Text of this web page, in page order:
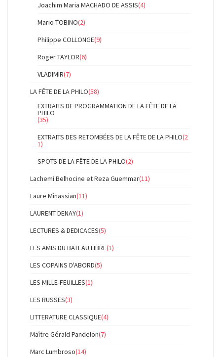
Joachim Maria MACHADO DE ASSIS(4)
Mario TOBINO(2)
Philippe COLLONGE(9)
Roger TAYLOR(6)
VLADIMIR(7)
LA FÊTE DE LA PHILO(58)
EXTRAITS DE PROGRAMMATION DE LA FÊTE DE LA
PHILO
(35)
EXTRAITS DES RETOMBÉES DE LA FÊTE DE LA PHILO(2
1)
SPOTS DE LA FÊTE DE LA PHILO(2)
Lachemi Belhocine et Reza Guemmar(11)
Laure Minassian(11)
LAURENT DENAY(1)
LECTURES & DEDICACES(5)
LES AMIS DU BATEAU LIBRE(1)
LES COPAINS D'ABORD(5)
LES MILLE-FEUILLES(1)
LES RUSSES(3)
LITTERATURE CLASSIQUE(4)
Maître Gérald Pandelon(7)
Marc Lumbroso(14)